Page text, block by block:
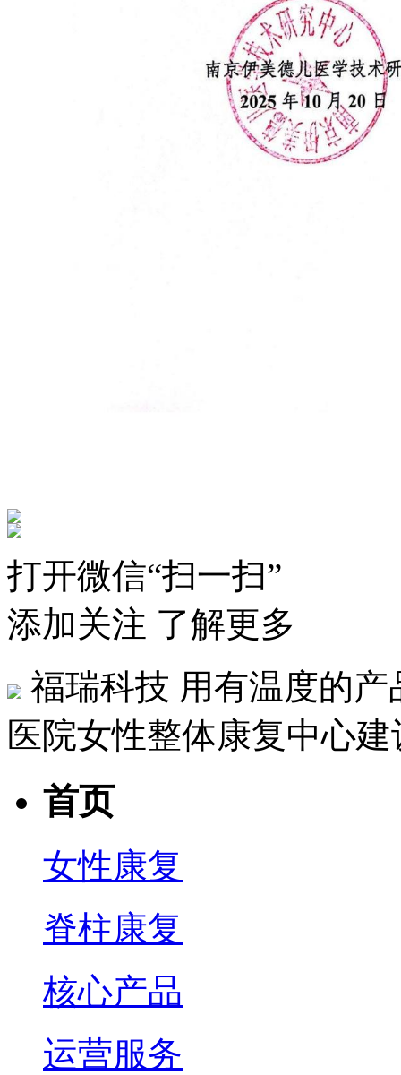
打开微信“扫一扫”
添加关注 了解更多
福瑞科技 用有温度的
医院女性整体康复中心
首页
女性康复
脊柱康复
核心产品
运营服务